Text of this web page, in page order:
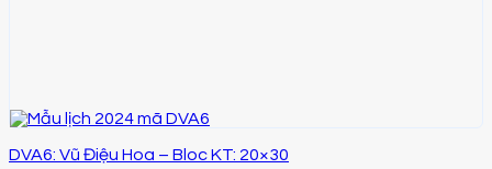
DVA6: Vũ Điệu Hoa – Bloc KT: 20×30